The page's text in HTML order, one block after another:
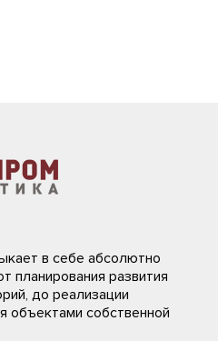
в себе абсолютно
планирования развития
до реализации
объектами собственной